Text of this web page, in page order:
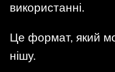
використанні.
Це формат, який
нішу.